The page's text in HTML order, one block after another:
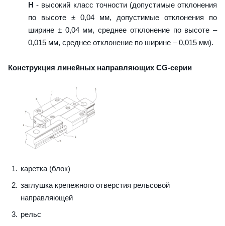
H - высокий класс точности (допустимые отклонения
по высоте ± 0,04 мм, допустимые отклонения по
ширине ± 0,04 мм, среднее отклонение по высоте –
0,015 мм, среднее отклонение по ширине – 0,015 мм).
Конструкция линейных направляющих CG-серии
каретка (блок)
заглушка крепежного отверстия рельсовой
направляющей
рельс